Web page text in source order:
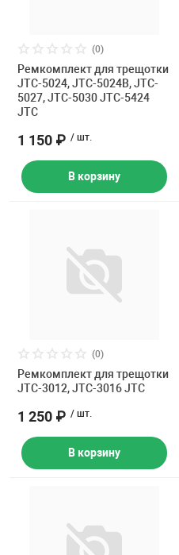
(0)
Ремкомплект для трещотки
JTC-5024, JTC-5024B, JTC-
5027, JTC-5030 JTC-5424
JTC
1 150 ₽ / шт.
В корзину
(0)
Ремкомплект для трещотки
JTC-3012, JTC-3016 JTC
1 250 ₽ / шт.
В корзину